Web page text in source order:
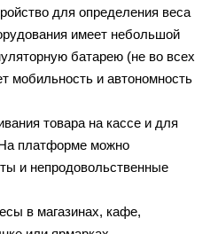
для определения веса
имеет небольшой
батарею (не во всех
мобильность и автономность
товара на кассе и для
платформе можно
и непродовольственные
в магазинах, кафе,